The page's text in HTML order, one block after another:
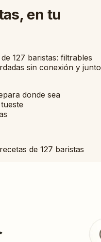
en tu
127 baristas: filtrables
sin conexión y junto
donde sea
de 127 baristas